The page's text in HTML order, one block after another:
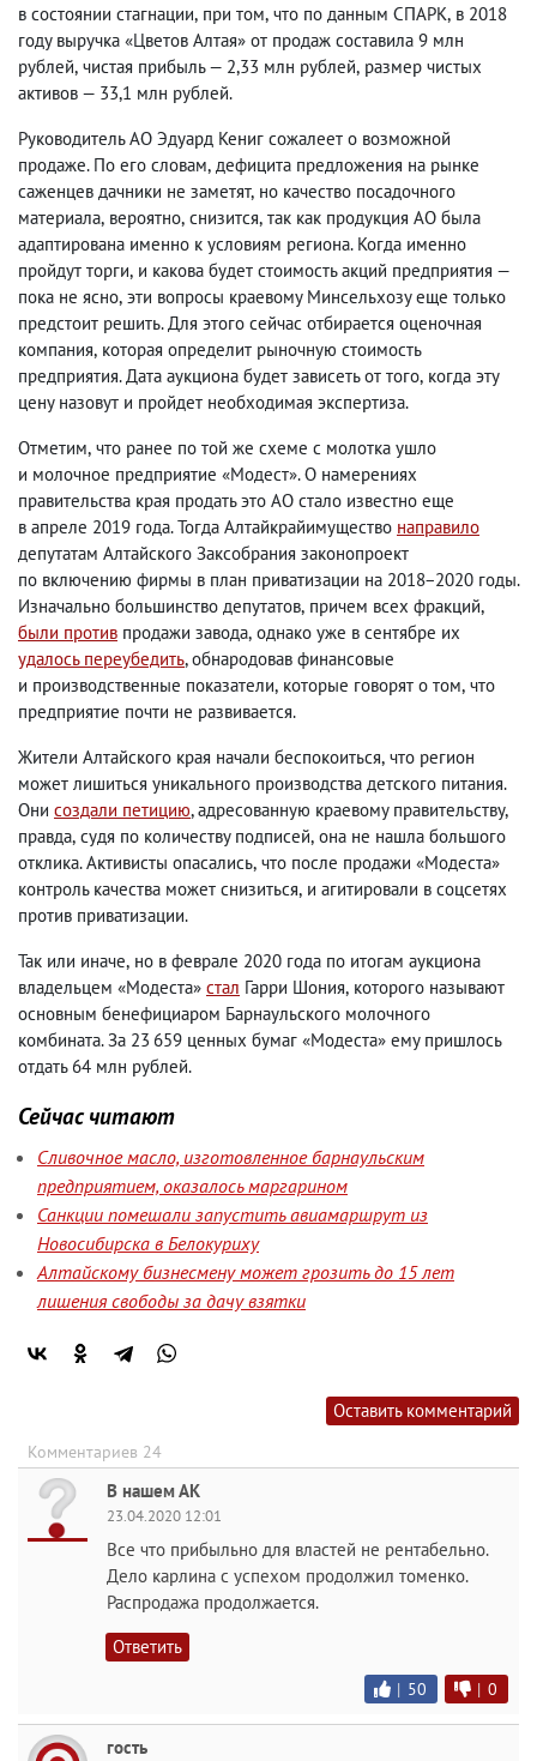
в состоянии стагнации, при том, что по данным СПАРК, в 2018
году выручка «Цветов Алтая» от продаж составила 9 млн
рублей, чистая прибыль — 2,33 млн рублей, размер чистых
активов — 33,1 млн рублей.
Руководитель АО Эдуард Кениг сожалеет о возможной
продаже. По его словам, дефицита предложения на рынке
саженцев дачники не заметят, но качество посадочного
материала, вероятно, снизится, так как продукция АО была
адаптирована именно к условиям региона. Когда именно
пройдут торги, и какова будет стоимость акций предприятия —
пока не ясно, эти вопросы краевому Минсельхозу еще только
предстоит решить. Для этого сейчас отбирается оценочная
компания, которая определит рыночную стоимость
предприятия. Дата аукциона будет зависеть от того, когда эту
цену назовут и пройдет необходимая экспертиза.
Отметим, что ранее по той же схеме с молотка ушло
и молочное предприятие «Модест». О намерениях
правительства края продать это АО стало известно еще
в апреле 2019 года. Тогда Алтайкрайимущество направило
депутатам Алтайского Заксобрания законопроект
по включению фирмы в план приватизации на 2018−2020 годы.
Изначально большинство депутатов, причем всех фракций,
были против продажи завода, однако уже в сентябре их
удалось переубедить, обнародовав финансовые
и производственные показатели, которые говорят о том, что
предприятие почти не развивается.
Жители Алтайского края начали беспокоиться, что регион
может лишиться уникального производства детского питания.
Они создали петицию, адресованную краевому правительству,
правда, судя по количеству подписей, она не нашла большого
отклика. Активисты опасались, что после продажи «Модеста»
контроль качества может снизиться, и агитировали в соцсетях
против приватизации.
Так или иначе, но в феврале 2020 года по итогам аукциона
владельцем «Модеста» стал Гарри Шония, которого называют
основным бенефициаром Барнаульского молочного
комбината. За 23 659 ценных бумаг «Модеста» ему пришлось
отдать 64 млн рублей.
Сейчас читают
Сливочное масло, изготовленное барнаульским
предприятием, оказалось маргарином
Санкции помешали запустить авиамаршрут из
Новосибирска в Белокуриху
Алтайскому бизнесмену может грозить до 15 лет
лишения свободы за дачу взятки
Оставить комментарий
Комментариев 24
В нашем АК
23.04.2020 12:01
Все что прибыльно для властей не рентабельно.
Дело карлина с успехом продолжил томенко.
Распродажа продолжается.
Ответить
| 50 | 0
гость